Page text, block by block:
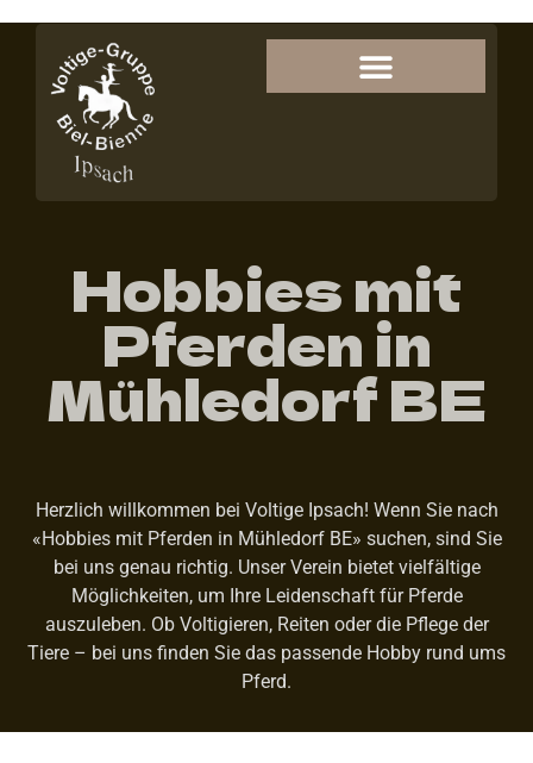
Hobbies mit
Pferden in
Mühledorf BE
Herzlich willkommen bei Voltige Ipsach! Wenn Sie nach
«Hobbies mit Pferden in Mühledorf BE» suchen, sind Sie
bei uns genau richtig. Unser Verein bietet vielfältige
Möglichkeiten, um Ihre Leidenschaft für Pferde
auszuleben. Ob Voltigieren, Reiten oder die Pflege der
Tiere – bei uns finden Sie das passende Hobby rund ums
Pferd.